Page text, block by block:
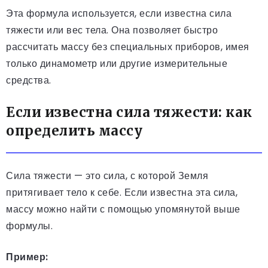
Эта формула используется, если известна сила
тяжести или вес тела. Она позволяет быстро
рассчитать массу без специальных приборов, имея
только динамометр или другие измерительные
средства.
Если известна сила тяжести: как
определить массу
Сила тяжести — это сила, с которой Земля
притягивает тело к себе. Если известна эта сила,
массу можно найти с помощью упомянутой выше
формулы.
Пример: